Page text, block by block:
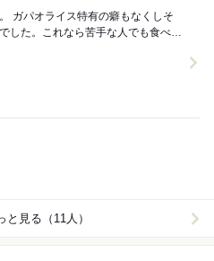
した。これなら苦手な人でも食べれ
と見る（11人）